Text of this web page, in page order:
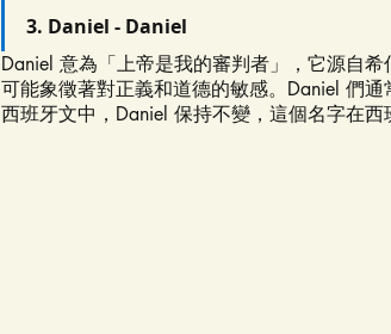
3. Daniel - Daniel
Daniel 意為「上帝是我的審判者」，它源自
可能象徵著對正義和道德的敏感。Daniel 們
西班牙文中，Daniel 保持不變，這個名字在